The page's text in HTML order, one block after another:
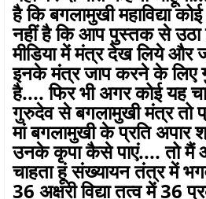
है कि बगलामुखी महाविद्या कोई
नहीं है कि आप पुस्तक से उठा
मीडिया में मंत्र देख लिये
इनके मंत्र जाप करने के लिए
है.... फिर भी अगर कोई यह
गुरुदेव से बगलामुखी मंत्र तो
मां बगलामुखी के प्रति अपार
उनके कृपा कैसे पाएं.... तो मैं
चाहता हूं संख्यायन तंत्र में
36 अक्षरी विद्या तत्व में 36